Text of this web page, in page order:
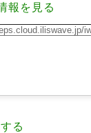
報を見る
る